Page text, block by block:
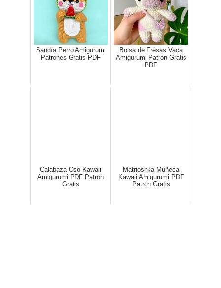
Sandía Perro Amigurumi
Patrones Gratis PDF
Bolsa de Fresas Vaca
Amigurumi Patron Gratis
PDF
Calabaza Oso Kawaii
Amigurumi PDF Patron
Gratis
Matrioshka Muñeca
Kawaii Amigurumi PDF
Patron Gratis